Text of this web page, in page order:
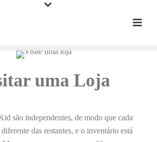
uma Loja
são independentes, de modo que cada
das restantes, e o inventário está